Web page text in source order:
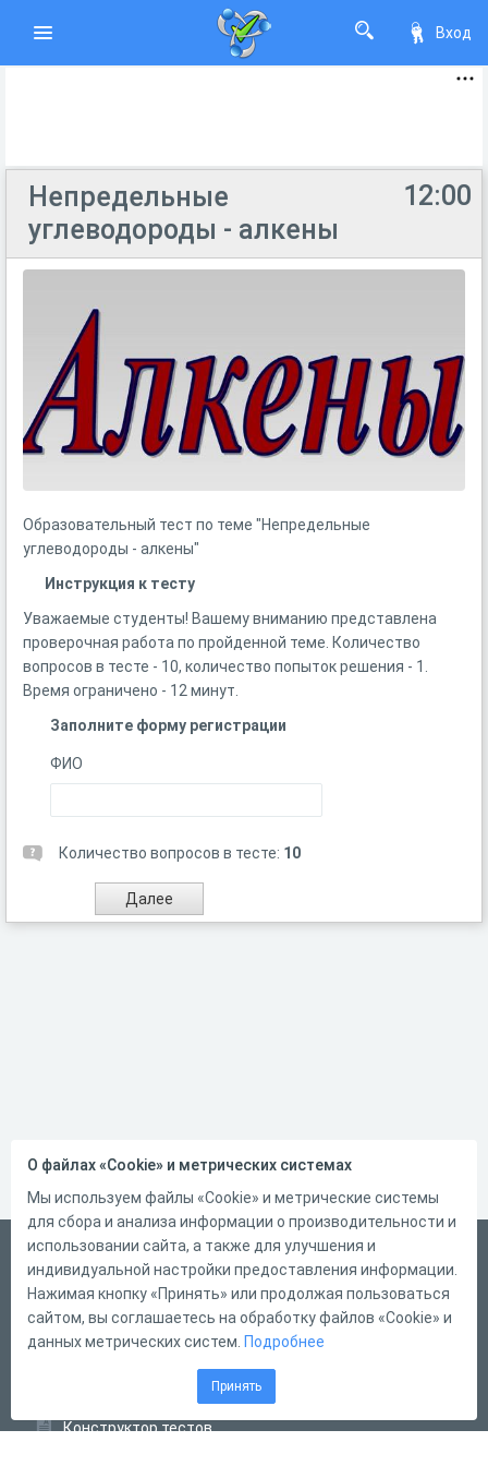
Вход
12:00
Непредельные
углеводороды - алкены
Образовательный тест по теме "Непредельные
углеводороды - алкены"
Инструкция к тесту
Уважаемые студенты! Вашему вниманию представлена
проверочная работа по пройденной теме. Количество
вопросов в тесте - 10, количество попыток решения - 1.
Время ограничено - 12 минут.
Заполните форму регистрации
ФИО
Количество вопросов в тесте: 10
Русский
Справка
Форма обратной связи
Конструктор тестов
О файлах «Cookie» и метрических системах
Мы используем файлы «Cookie» и метрические системы
для сбора и анализа информации о производительности и
использовании сайта, а также для улучшения и
индивидуальной настройки предоставления информации.
Нажимая кнопку «Принять» или продолжая пользоваться
сайтом, вы соглашаетесь на обработку файлов «Cookie» и
данных метрических систем. Подробнее
Принять